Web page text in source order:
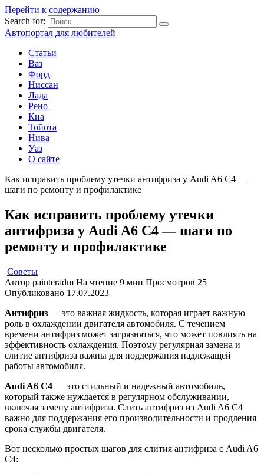
Перейти к содержанию
Search for:
Автопортал для любителей
Статьи
Ваз
Форд
Ниссан
Лада
Рено
Киа
Тойота
Нива
Уаз
О сайте
Как исправить проблему утечки антифриза у Audi A6 C4 —
шаги по ремонту и профилактике
Как исправить проблему утечки
антифриза у Audi A6 C4 — шаги по
ремонту и профилактике
Советы
Автор painteradm На чтение 9 мин Просмотров 25
Опубликовано 17.07.2023
Антифриз — это важная жидкость, которая играет важную
роль в охлаждении двигателя автомобиля. С течением
времени антифриз может загрязняться, что может повлиять на
эффективность охлаждения. Поэтому регулярная замена и
слитие антифриза важны для поддержания надлежащей
работы автомобиля.
Audi A6 C4 — это стильный и надежный автомобиль,
который также нуждается в регулярном обслуживании,
включая замену антифриза. Слить антифриз из Audi A6 C4
важно для поддержания его производительности и продления
срока службы двигателя.
Вот несколько простых шагов для слития антифриза с Audi A6
C4: